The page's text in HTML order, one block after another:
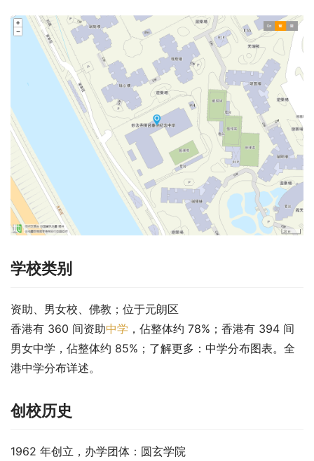
学校类别
资助、男女校、佛教；位于元朗区
香港有 360 间资助中学 ，佔整体约 78%；香港有 394 间
男女中学，佔整体约 85%；了解更多：中学分布图表。全
港中学分布详述。
创校历史
1962 年创立，办学团体：圆玄学院